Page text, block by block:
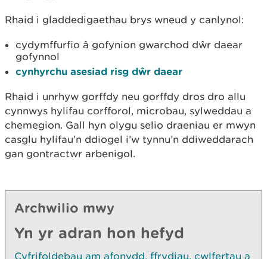
Rhaid i gladdedigaethau brys wneud y canlynol:
cydymffurfio â gofynion gwarchod dŵr daear
gofynnol
cynhyrchu asesiad risg dŵr daear
Rhaid i unrhyw gorffdy neu gorffdy dros dro allu
cynnwys hylifau corfforol, microbau, sylweddau a
chemegion. Gall hyn olygu selio draeniau er mwyn
casglu hylifau’n ddiogel i’w tynnu’n ddiweddarach
gan gontractwr arbenigol.
Archwilio mwy
Yn yr adran hon hefyd
Cyfrifoldebau am afonydd, ffrydiau, cwlfertau a